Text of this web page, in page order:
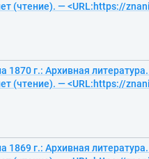
(чтение). — <URL:https://
1870 г.: Архивная
(чтение). — <URL:https://
1869 г.: Архивная